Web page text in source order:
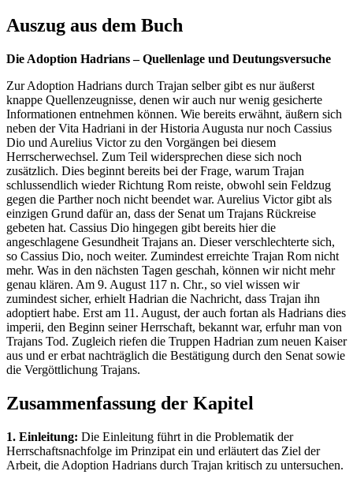
Auszug aus dem Buch
Die Adoption Hadrians – Quellenlage und Deutungsversuche
Zur Adoption Hadrians durch Trajan selber gibt es nur äußerst
knappe Quellenzeugnisse, denen wir auch nur wenig gesicherte
Informationen entnehmen können. Wie bereits erwähnt, äußern sich
neben der Vita Hadriani in der Historia Augusta nur noch Cassius
Dio und Aurelius Victor zu den Vorgängen bei diesem
Herrscherwechsel. Zum Teil widersprechen diese sich noch
zusätzlich. Dies beginnt bereits bei der Frage, warum Trajan
schlussendlich wieder Richtung Rom reiste, obwohl sein Feldzug
gegen die Parther noch nicht beendet war. Aurelius Victor gibt als
einzigen Grund dafür an, dass der Senat um Trajans Rückreise
gebeten hat. Cassius Dio hingegen gibt bereits hier die
angeschlagene Gesundheit Trajans an. Dieser verschlechterte sich,
so Cassius Dio, noch weiter. Zumindest erreichte Trajan Rom nicht
mehr. Was in den nächsten Tagen geschah, können wir nicht mehr
genau klären. Am 9. August 117 n. Chr., so viel wissen wir
zumindest sicher, erhielt Hadrian die Nachricht, dass Trajan ihn
adoptiert habe. Erst am 11. August, der auch fortan als Hadrians dies
imperii, den Beginn seiner Herrschaft, bekannt war, erfuhr man von
Trajans Tod. Zugleich riefen die Truppen Hadrian zum neuen Kaiser
aus und er erbat nachträglich die Bestätigung durch den Senat sowie
die Vergöttlichung Trajans.
Zusammenfassung der Kapitel
1. Einleitung: Die Einleitung führt in die Problematik der
Herrschaftsnachfolge im Prinzipat ein und erläutert das Ziel der
Arbeit, die Adoption Hadrians durch Trajan kritisch zu untersuchen.